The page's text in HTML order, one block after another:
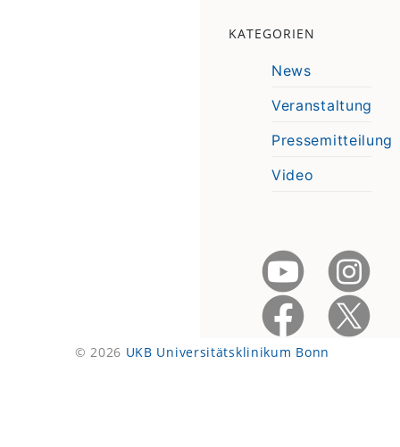
KATEGORIEN
News
Veranstaltung
Pressemitteilung
Video
© 2026 UKB Universitätsklinikum Bonn